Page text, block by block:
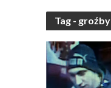
Tag - groźby